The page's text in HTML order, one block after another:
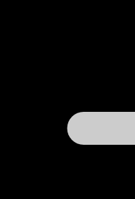
роли, конечно, же
Помпео. Ее тут было
видеть. Звезда
сериала 'Анатомия